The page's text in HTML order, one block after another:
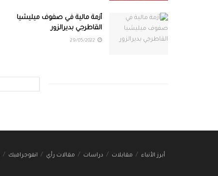
أزمة مالية في صفوف ميليشيا
القاطرجي بديرالزور
أبرز الأنباء مقابلات دراسات مقالات رأي انفوجرافيك